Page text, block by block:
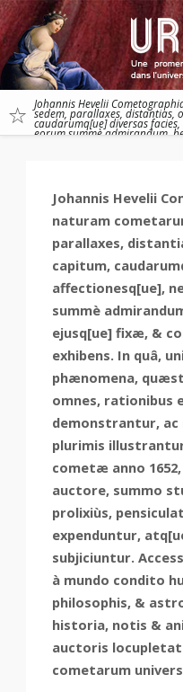
Johannis Hevelii
sedem, parallaxes, distantias,
caudarumq[ue] diversas
eorum summè admirandum,
Johannis Hevelii
naturam
parallaxes,
capitum,
affectionesq[ue],
summè
ejusq[ue] fixæ, &
exhibens. In quâ,
phænomena,
omnes, rationibus
demonstrantur,
plurimis
cometæ anno 1652,
auctore, summo
prolixiùs,
expenduntur,
subjiciuntur.
à mundo condito
philosophis, &
historia, notis &
auctoris
cometarum